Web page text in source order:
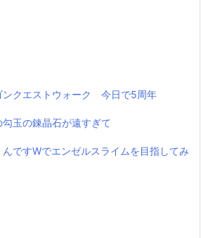
ンクエストウォーク 今日で5周年
勾玉の錬晶石が遠すぎて
んですWでエンゼルスライムを目指してみ